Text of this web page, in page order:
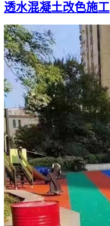
透水混凝土改色施工